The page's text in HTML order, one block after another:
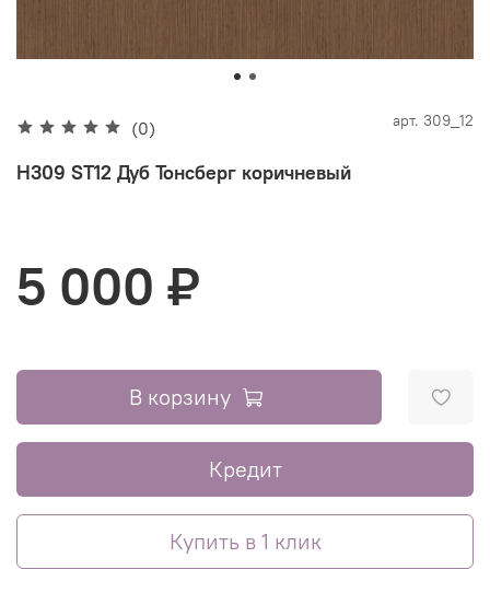
(0) арт. 309_12
H309 ST12 Дуб Тонсберг коричневый
5 000 ₽
В корзину
Кредит
Купить в 1 клик